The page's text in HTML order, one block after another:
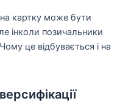
картку може бути
інколи позичальники
це відбувається і на